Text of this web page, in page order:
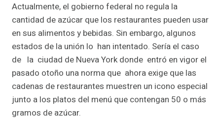
Actualmente, el gobierno federal no regula la
cantidad de azúcar que los restaurantes pueden usar
en sus alimentos y bebidas. Sin embargo, algunos
estados de la unión lo han intentado. Sería el caso
de la ciudad de Nueva York donde entró en vigor el
pasado otoño una norma que ahora exige que las
cadenas de restaurantes muestren un icono especial
junto a los platos del menú que contengan 50 o más
gramos de azúcar.